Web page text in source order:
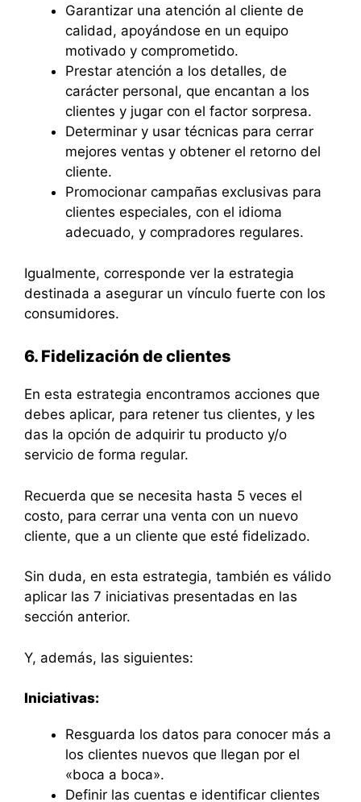
Garantizar una atención al cliente de
calidad, apoyándose en un equipo
motivado y comprometido.
Prestar atención a los detalles, de
carácter personal, que encantan a los
clientes y jugar con el factor sorpresa.
Determinar y usar técnicas para cerrar
mejores ventas y obtener el retorno del
cliente.
Promocionar campañas exclusivas para
clientes especiales, con el idioma
adecuado, y compradores regulares.
Igualmente, corresponde ver la estrategia
destinada a asegurar un vínculo fuerte con los
consumidores.
6. Fidelización de clientes
En esta estrategia encontramos acciones que
debes aplicar, para retener tus clientes, y les
das la opción de adquirir tu producto y/o
servicio de forma regular.
Recuerda que se necesita hasta 5 veces el
costo, para cerrar una venta con un nuevo
cliente, que a un cliente que esté fidelizado.
Sin duda, en esta estrategia, también es válido
aplicar las 7 iniciativas presentadas en las
sección anterior.
Y, además, las siguientes:
Iniciativas:
Resguarda los datos para conocer más a
los clientes nuevos que llegan por el
«boca a boca».
Definir las cuentas e identificar clientes